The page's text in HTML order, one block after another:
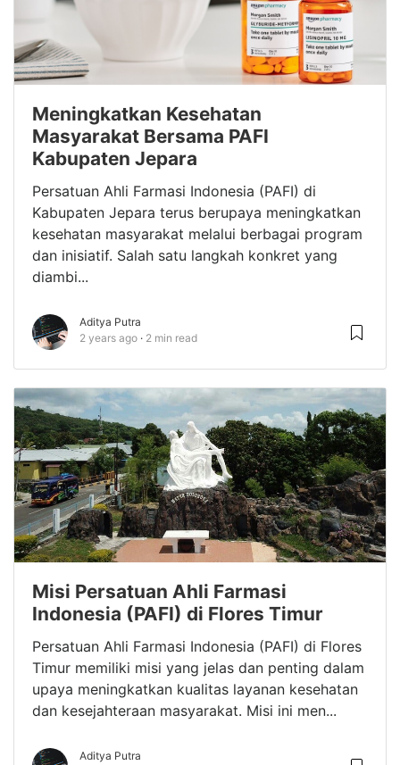
Meningkatkan Kesehatan
Masyarakat Bersama PAFI
Kabupaten Jepara
Persatuan Ahli Farmasi Indonesia (PAFI) di
Kabupaten Jepara terus berupaya meningkatkan
kesehatan masyarakat melalui berbagai program
dan inisiatif. Salah satu langkah konkret yang
diambi...
Aditya Putra
2 years ago
2 min read
Misi Persatuan Ahli Farmasi
Indonesia (PAFI) di Flores Timur
Persatuan Ahli Farmasi Indonesia (PAFI) di Flores
Timur memiliki misi yang jelas dan penting dalam
upaya meningkatkan kualitas layanan kesehatan
dan kesejahteraan masyarakat. Misi ini men...
Aditya Putra